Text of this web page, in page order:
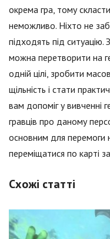
окрема гра, тому
неможливо. Ніхто не
підходять під ситуацію.
можна перетворити на
одній цілі, зробити
щільність і стати
вам допоміг у вивченні
гравців про даному
основним для перемоги
переміщатися по карті
Схожі статті